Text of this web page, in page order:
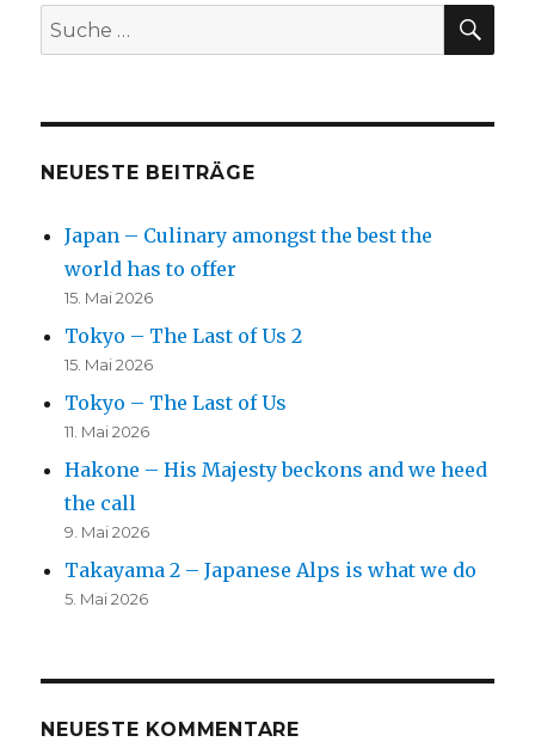
Suche
nach:
NEUESTE BEITRÄGE
Japan – Culinary amongst the best the
world has to offer
15. Mai 2026
Tokyo – The Last of Us 2
15. Mai 2026
Tokyo – The Last of Us
11. Mai 2026
Hakone – His Majesty beckons and we heed
the call
9. Mai 2026
Takayama 2 – Japanese Alps is what we do
5. Mai 2026
NEUESTE KOMMENTARE